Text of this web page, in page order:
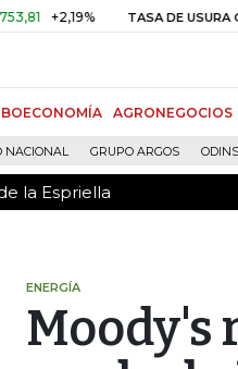
+2,19% TASA DE USURA
AGRONEGOCIOS
NACIONAL GRUPO ARGOS
la Espriella
la Espriella
ENERGÍA
Moody's